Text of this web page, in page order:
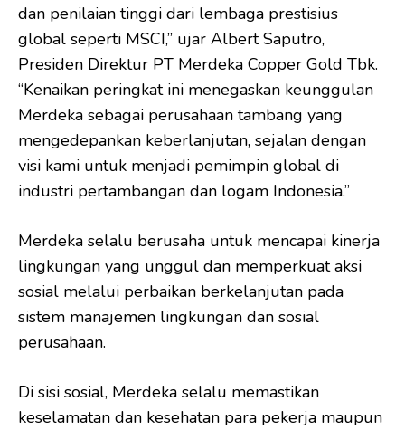
dan penilaian tinggi dari lembaga prestisius
global seperti MSCI,” ujar Albert Saputro,
Presiden Direktur PT Merdeka Copper Gold Tbk.
“Kenaikan peringkat ini menegaskan keunggulan
Merdeka sebagai perusahaan tambang yang
mengedepankan keberlanjutan, sejalan dengan
visi kami untuk menjadi pemimpin global di
industri pertambangan dan logam Indonesia.”
Merdeka selalu berusaha untuk mencapai kinerja
lingkungan yang unggul dan memperkuat aksi
sosial melalui perbaikan berkelanjutan pada
sistem manajemen lingkungan dan sosial
perusahaan.
Di sisi sosial, Merdeka selalu memastikan
keselamatan dan kesehatan para pekerja maupun